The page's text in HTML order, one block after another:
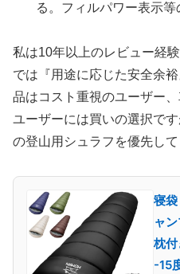
る。フィルパワー表示等
私は10年以上のレビュー経
では『用途に応じた安全余
品はコスト重視のユーザー
ユーザーには買いの選択で
の登山用シュラフを優先して
寝
ャ
枕
-15